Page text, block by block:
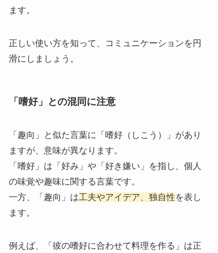
ます。
正しい使い方を知って、コミュニケーションを円
滑にしましょう。
「嗜好」との混同に注意
「趣向」と似た言葉に「嗜好（しこう）」があり
ますが、意味が異なります。
「嗜好」は「好み」や「好き嫌い」を指し、個人
の味覚や趣味に関する言葉です。
一方、「趣向」は工夫やアイデア、独自性を表し
ます。
例えば、「彼の嗜好に合わせて料理を作る」は正